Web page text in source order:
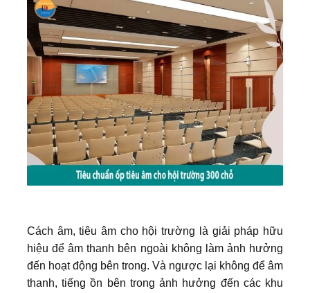
Cách âm, tiêu âm cho hội trường là giải pháp hữu
hiệu để âm thanh bên ngoài không làm ảnh hưởng
đến hoạt động bên trong. Và ngược lại không để âm
thanh, tiếng ồn bên trong ảnh hưởng đến các khu